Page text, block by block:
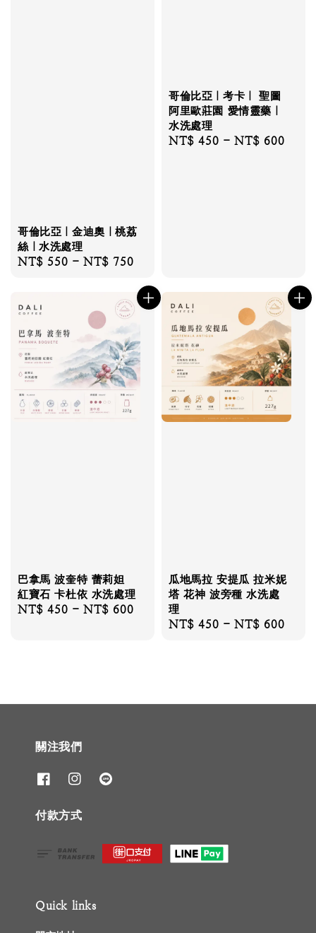
哥倫比亞｜金迪奧｜桃荔
絲｜水洗處理
Regular
NT$ 550 -NT$ 750
哥倫比亞｜考卡｜ 聖圖
阿里歐莊園 愛情靈藥｜
水洗處理
Regular
NT$ 450 -NT$ 600
巴拿馬 波奎特 蕾莉妲
紅寶石 卡杜依 水洗處理
Regular
NT$ 450 -NT$ 600
瓜地馬拉 安提瓜 拉米妮
塔 花神 波旁種 水洗處
理
Regular
NT$ 450 -NT$ 600
關注我們
付款方式
Quick links